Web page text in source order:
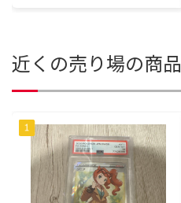
近くの売り場の商品